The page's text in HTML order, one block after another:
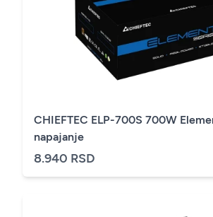
CHIEFTEC ELP-700S 700W
napajanje
8.940 RSD